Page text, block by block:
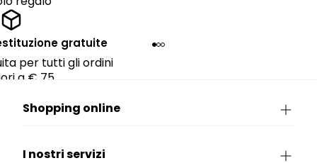
gratuite
per tutti gli ordini
a € 75.
Shopping online
I nostri servizi